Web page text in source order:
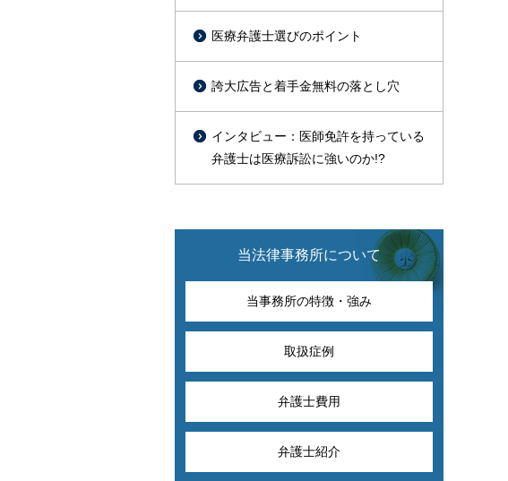
医療弁護士選びのポイント
誇大広告と着手金無料の落とし穴
インタビュー：医師免許を持っている
弁護士は医療訴訟に強いのか!?
当法律事務所について
当事務所の特徴・強み
取扱症例
弁護士費用
弁護士紹介